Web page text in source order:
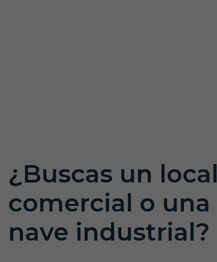
¿Buscas un local
comercial o una
nave industrial?